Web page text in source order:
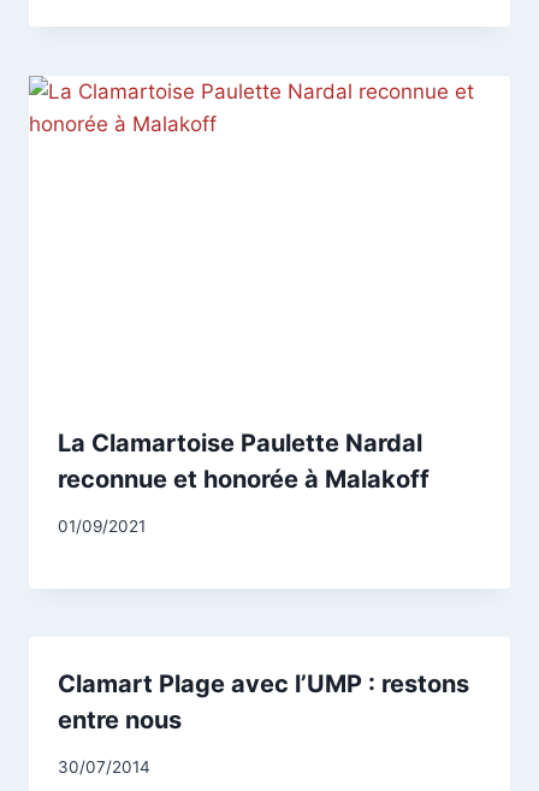
La Clamartoise Paulette Nardal
reconnue et honorée à Malakoff
Par
01/09/2021
Clamart Plage avec l’UMP : restons
entre nous
Par
30/07/2014